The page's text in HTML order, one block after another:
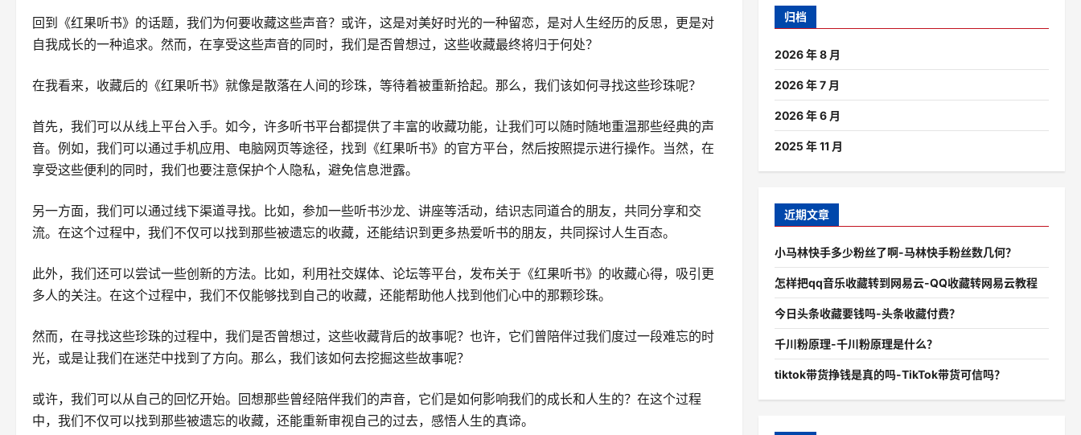
回到《红果听书》的话题，我们为何要收藏这些声音？或许，这是对美好时光的一种留恋，是对人生经历的反思，更是对
自我成长的一种追求。然而，在享受这些声音的同时，我们是否曾想过，这些收藏最终将归于何处？
在我看来，收藏后的《红果听书》就像是散落在人间的珍珠，等待着被重新拾起。那么，我们该如何寻找这些珍珠呢？
首先，我们可以从线上平台入手。如今，许多听书平台都提供了丰富的收藏功能，让我们可以随时随地重温那些经典的声
音。例如，我们可以通过手机应用、电脑网页等途径，找到《红果听书》的官方平台，然后按照提示进行操作。当然，在
享受这些便利的同时，我们也要注意保护个人隐私，避免信息泄露。
另一方面，我们可以通过线下渠道寻找。比如，参加一些听书沙龙、讲座等活动，结识志同道合的朋友，共同分享和交
流。在这个过程中，我们不仅可以找到那些被遗忘的收藏，还能结识到更多热爱听书的朋友，共同探讨人生百态。
此外，我们还可以尝试一些创新的方法。比如，利用社交媒体、论坛等平台，发布关于《红果听书》的收藏心得，吸引更
多人的关注。在这个过程中，我们不仅能够找到自己的收藏，还能帮助他人找到他们心中的那颗珍珠。
然而，在寻找这些珍珠的过程中，我们是否曾想过，这些收藏背后的故事呢？也许，它们曾陪伴过我们度过一段难忘的时
光，或是让我们在迷茫中找到了方向。那么，我们该如何去挖掘这些故事呢？
或许，我们可以从自己的回忆开始。回想那些曾经陪伴我们的声音，它们是如何影响我们的成长和人生的？在这个过程
中，我们不仅可以找到那些被遗忘的收藏，还能重新审视自己的过去，感悟人生的真谛。
归档
2026 年 8 月
2026 年 7 月
2026 年 6 月
2025 年 11 月
近期文章
小马林快手多少粉丝了啊-马林快手粉丝数几何？
怎样把qq音乐收藏转到网易云-QQ收藏转网易云教程
今日头条收藏要钱吗-头条收藏付费？
千川粉原理-千川粉原理是什么？
tiktok带货挣钱是真的吗-TikTok带货可信吗？